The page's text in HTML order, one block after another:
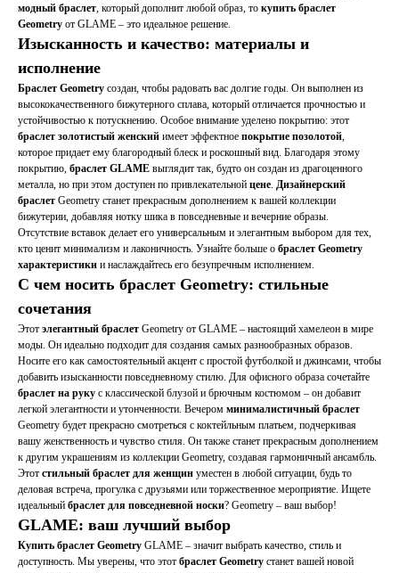
модный браслет, который дополнит любой образ, то купить браслет
Geometry от GLAME – это идеальное решение.
Изысканность и качество: материалы и
исполнение
Браслет Geometry создан, чтобы радовать вас долгие годы. Он выполнен из
высококачественного бижутерного сплава, который отличается прочностью и
устойчивостью к потускнению. Особое внимание уделено покрытию: этот
браслет золотистый женский имеет эффектное покрытие позолотой,
которое придает ему благородный блеск и роскошный вид. Благодаря этому
покрытию, браслет GLAME выглядит так, будто он создан из драгоценного
металла, но при этом доступен по привлекательной цене. Дизайнерский
браслет Geometry станет прекрасным дополнением к вашей коллекции
бижутерии, добавляя нотку шика в повседневные и вечерние образы.
Отсутствие вставок делает его универсальным и элегантным выбором для тех,
кто ценит минимализм и лаконичность. Узнайте больше о браслет Geometry
характеристики и наслаждайтесь его безупречным исполнением.
С чем носить браслет Geometry: стильные
сочетания
Этот элегантный браслет Geometry от GLAME – настоящий хамелеон в мире
моды. Он идеально подходит для создания самых разнообразных образов.
Носите его как самостоятельный акцент с простой футболкой и джинсами, чтобы
добавить изысканности повседневному стилю. Для офисного образа сочетайте
браслет на руку с классической блузой и брючным костюмом – он добавит
легкой элегантности и утонченности. Вечером минималистичный браслет
Geometry будет прекрасно смотреться с коктейльным платьем, подчеркивая
вашу женственность и чувство стиля. Он также станет прекрасным дополнением
к другим украшениям из коллекции Geometry, создавая гармоничный ансамбль.
Этот стильный браслет для женщин уместен в любой ситуации, будь то
деловая встреча, прогулка с друзьями или торжественное мероприятие. Ищете
идеальный браслет для повседневной носки? Geometry – ваш выбор!
GLAME: ваш лучший выбор
Купить браслет Geometry GLAME – значит выбрать качество, стиль и
доступность. Мы уверены, что этот браслет Geometry станет вашей новой